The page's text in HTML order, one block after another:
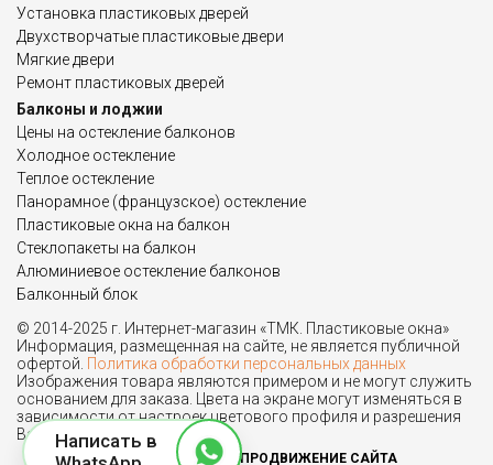
Установка пластиковых дверей
Двухстворчатые пластиковые двери
Мягкие двери
Ремонт пластиковых дверей
Балконы и лоджии
Цены на остекление балконов
Холодное остекление
Теплое остекление
Панорамное (французское) остекление
Пластиковые окна на балкон
Стеклопакеты на балкон
Алюминиевое остекление балконов
Балконный блок
© 2014-2025 г. Интернет-магазин «ТМК. Пластиковые окна»
Информация, размещенная на сайте, не является публичной
офертой. Политика обработки персональных данных
Изображения товара являются примером и не могут служить
основанием для заказа. Цвета на экране могут изменяться в
зависимости от настроек цветового профиля и разрешения
Вашего монитора.
ПРОДВИЖЕНИЕ САЙТА
Написать в